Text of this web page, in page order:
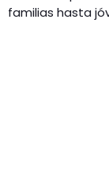
familias hasta